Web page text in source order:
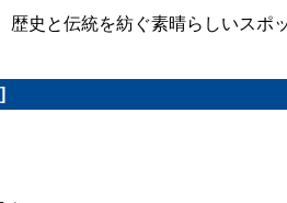
歴史と伝統を紡ぐ素晴らしいスポ